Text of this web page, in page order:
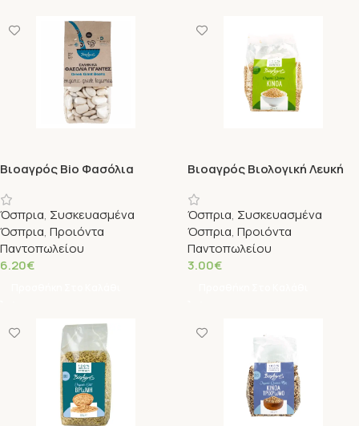
Βιοαγρός Bio Φασόλια
Όσπρια, Συσκευασμένα
Όσπρια, Προιόντα
Παντοπωλείου
6.20€
Βιοαγρός Βιολογική Λευκή
Όσπρια, Συσκευασμένα
Όσπρια, Προιόντα
Παντοπωλείου
3.00€